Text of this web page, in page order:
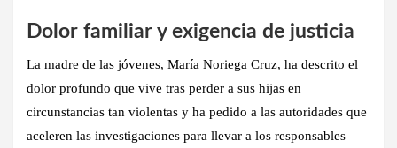
Dolor familiar y exigencia de justicia
La madre de las jóvenes, María Noriega Cruz, ha descrito el
dolor profundo que vive tras perder a sus hijas en
circunstancias tan violentas y ha pedido a las autoridades que
aceleren las investigaciones para llevar a los responsables